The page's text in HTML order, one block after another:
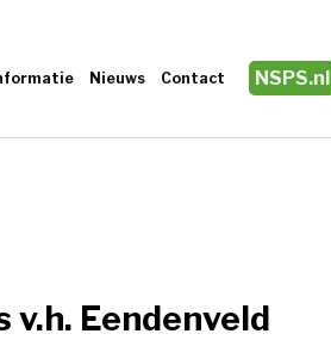
Nieuws Contact NSPS.nl
v.h. Eendenveld